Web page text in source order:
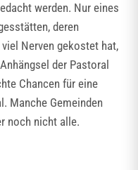
werden. Nur eines
deren
Nerven gekostet hat,
der Pastoral
Chancen für eine
Manche Gemeinden
noch nicht alle.